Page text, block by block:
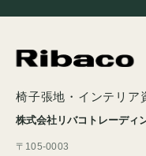
椅子張地・インテリア
株式会社リバコトレーディ
〒105-0003